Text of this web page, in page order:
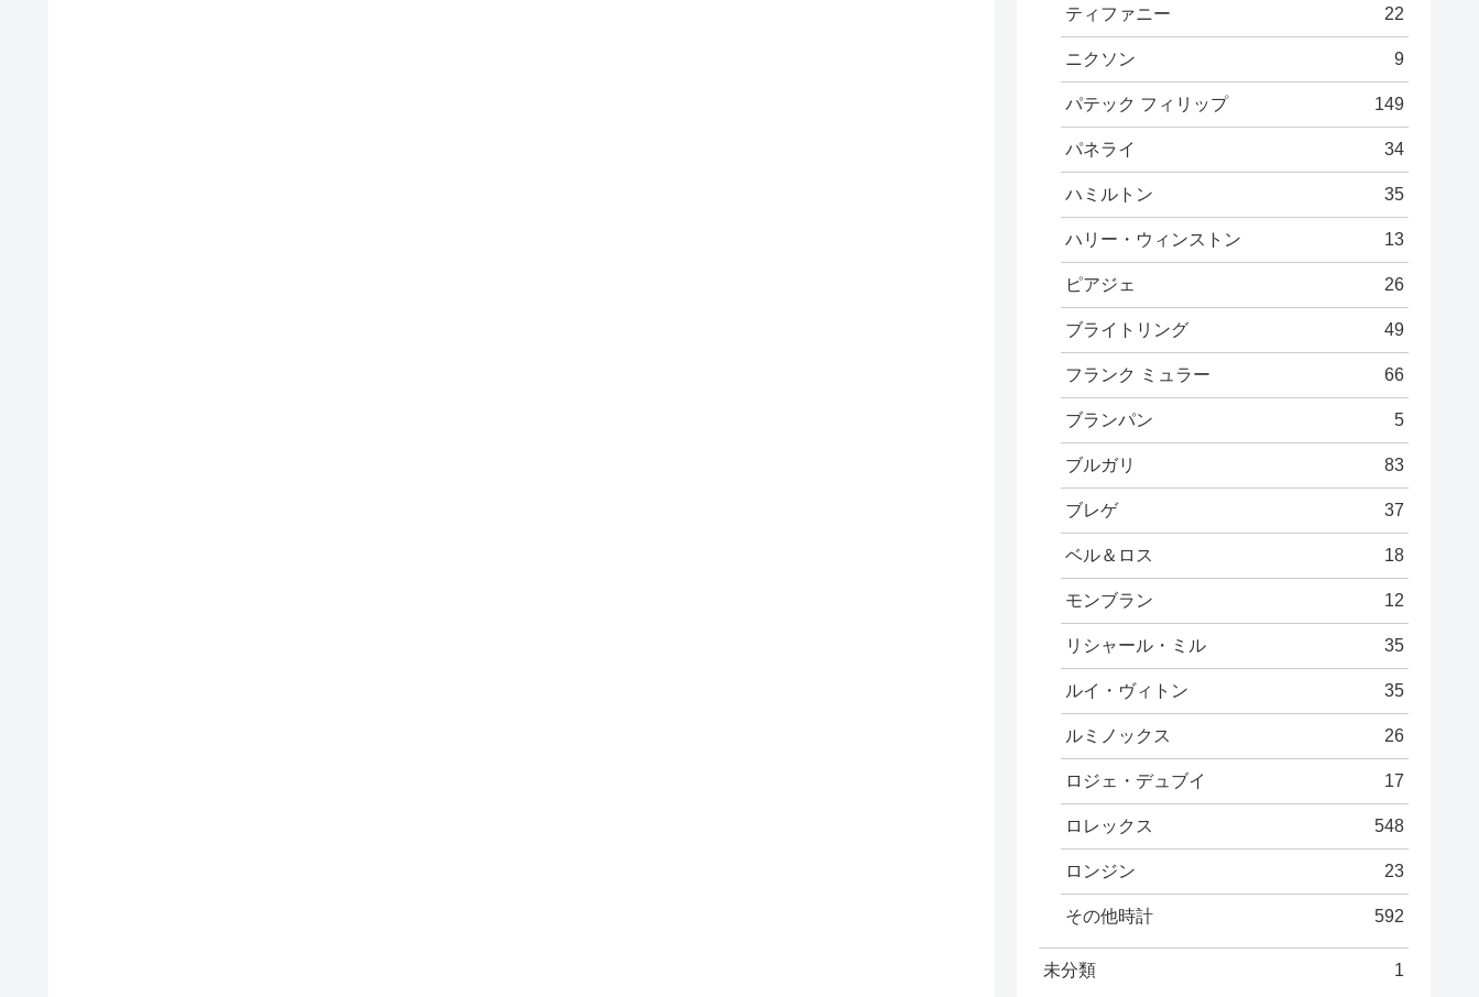
ティファニー 22
ニクソン 9
パテック フィリップ 149
パネライ 34
ハミルトン 35
ハリー・ウィンストン 13
ピアジェ 26
ブライトリング 49
フランク ミュラー 66
ブランパン 5
ブルガリ 83
ブレゲ 37
ベル＆ロス 18
モンブラン 12
リシャール・ミル 35
ルイ・ヴィトン 35
ルミノックス 26
ロジェ・デュブイ 17
ロレックス 548
ロンジン 23
その他時計 592
未分類 1